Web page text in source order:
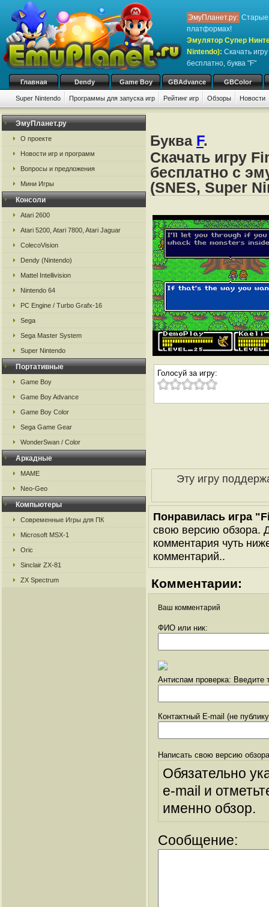
ЭмуПланет.ру: Старые
платформах!
Эмулятор Супер
Nintendo): Скачать игру
бесплатно, буква "F"
Главная Dendy Game Boy GBAdvance GBColor
Super Nintendo Программы для запуска игр Рейтинг игр Обзоры Новости
Игры: # A B C D E F G H I
ЭмуПланет.ру
О проекте
Новости игр и программ
Вопросы и предложения
Мини Игры
Консоли
Atari 2600
Atari 5200, Atari 7800, Atari Jaguar
ColecoVision
Dendy (Nintendo)
Mattel Intellivision
Nintendo 64
PC Engine / Turbo Grafx-16
Sega
Sega Master System
Super Nintendo
Портативные
Game Boy
Game Boy Advance
Game Boy Color
Sega Game Gear
WonderSwan / Color
Аркадные
MAME
Neo-Geo
Компьютеры
Современные Игры для ПК
Microsoft MSX-1
Oric
Sinclair ZX-81
ZX Spectrum
Буква F.
Скачать игру
бесплатно с
(SNES, Super
Голосуй за игру:
Эту игру
Понравилась игра
свою версию обзора.
комментария чуть
комментарий..
Комментарии:
Ваш комментарий
ФИО или ник:
Антиспам проверка: Введите
Контактный E-mail (не
Написать свою версию
Обязательно
e-mail и
именно обзор.
Сообщение: